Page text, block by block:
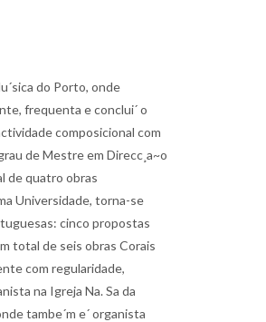
do Porto, onde
frequenta e conclui´ o
composicional com
de Mestre em Direcc¸a~o
de quatro obras
Universidade, torna-se
cinco propostas
total de seis obras Corais
com regularidade,
na Igreja Na. Sa da
tambe´m e´ organista